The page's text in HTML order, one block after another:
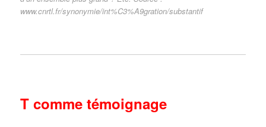
www.cnrtl.fr/synonymie/int%C3%A9gration/substantif
T comme témoignage